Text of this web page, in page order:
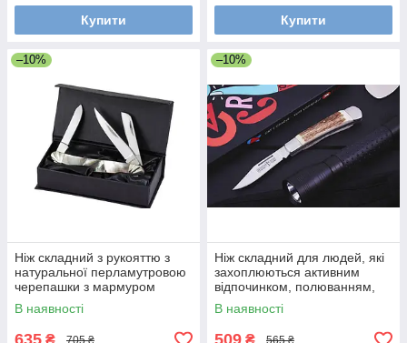
Купити Купити
–10%
Ніж складний з рукояттю з
натуральної перламутровою
черепашки з мармуром
В наявності
705 ₴
–10%
Ніж складний для людей, які
захоплюються активним
відпочинком, полюванням,
риболовлею, подорожами
В наявності
565 ₴